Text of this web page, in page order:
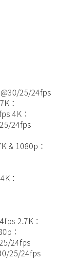
25/24fps
：
4K：
24fps
& 1080p：
：
2.7K：
：
24fps
25/24fps